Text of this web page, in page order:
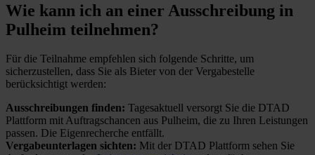
Wie kann ich an einer Ausschreibung in
Pulheim teilnehmen?
Für die Teilnahme empfehlen sich folgende Schritte, um
sicherzustellen, dass Sie als Bieter von der Vergabestelle
berücksichtigt werden:
Ausschreibungen finden: Tagesaktuell versorgt Sie die DTAD
Plattform mit Auftragschancen aus Pulheim, die zu Ihren Leistungen
passen. Die Eigenrecherche entfällt.
Vergabeunterlagen sichten: Mit der DTAD Plattform sehen Sie